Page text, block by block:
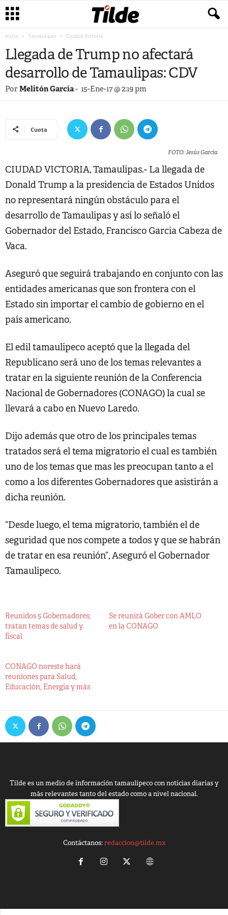
Inicio Tamaulipas Ciudad Victoria
Llegada de Trump no afectará
desarrollo de Tamaulipas: CDV
PorMelitón García- 15-Ene-17 @ 2:19 pm
Cuota
FOTO: Jesús García
CIUDAD VICTORIA, Tamaulipas.- La llegada de
Donald Trump a la presidencia de Estados Unidos
no representará ningún obstáculo para el
desarrollo de Tamaulipas y así lo señaló el
Gobernador del Estado, Francisco Garcia Cabeza de
Vaca.
Aseguró que seguirá trabajando en conjunto con las
entidades americanas que son frontera con el
Estado sin importar el cambio de gobierno en el
país americano.
El edil tamaulipeco aceptó que la llegada del
Republicano será uno de los temas relevantes a
tratar en la siguiente reunión de la Conferencia
Nacional de Gobernadores (CONAGO) la cual se
llevará a cabo en Nuevo Laredo.
Dijo además que otro de los principales temas
tratados será el tema migratorio el cual es también
uno de los temas que mas les preocupan tanto a el
como a los diferentes Gobernadores que asistirán a
dicha reunión.
“Desde luego, el tema migratorio, también el de
seguridad que nos compete a todos y que se habrán
de tratar en esa reunión”, Aseguró el Gobernador
Tamaulipeco.
Reunidos 5 Gobernadores;
tratan temas de salud y
fiscal
Se reunirá Gober con AMLO
en la CONAGO
CONAGO noreste hará
reuniones para Salud,
Educación, Energía y más
Tilde es un medio de información tamaulipeco con noticias diarias y
más relevantes tanto del estado como a nivel nacional.
Contáctanos:redaccion@tilde.mx